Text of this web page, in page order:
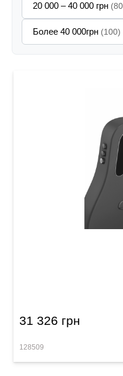
20 000 – 40 000 грн
Более 40 000грн (100)
31 326 грн
128509